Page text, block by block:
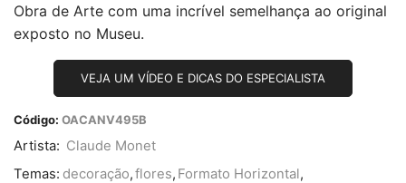
Obra de Arte com uma incrível semelhança ao original
exposto no Museu.
VEJA UM VÍDEO E DICAS DO ESPECIALISTA
Código: OACANV495B
Artista: Claude Monet
Temas: decoração,flores, Formato Horizontal,